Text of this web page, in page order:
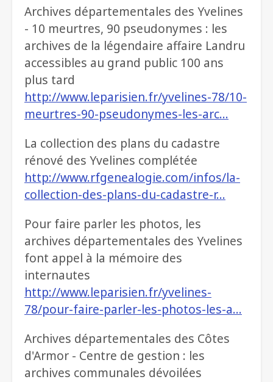
Archives départementales des Yvelines
- 10 meurtres, 90 pseudonymes : les
archives de la légendaire affaire Landru
accessibles au grand public 100 ans
plus tard
http://www.leparisien.fr/yvelines-78/10-
meurtres-90-pseudonymes-les-arc…
La collection des plans du cadastre
rénové des Yvelines complétée
http://www.rfgenealogie.com/infos/la-
collection-des-plans-du-cadastre-r…
Pour faire parler les photos, les
archives départementales des Yvelines
font appel à la mémoire des
internautes
http://www.leparisien.fr/yvelines-
78/pour-faire-parler-les-photos-les-a…
Archives départementales des Côtes
d'Armor - Centre de gestion : les
archives communales dévoilées